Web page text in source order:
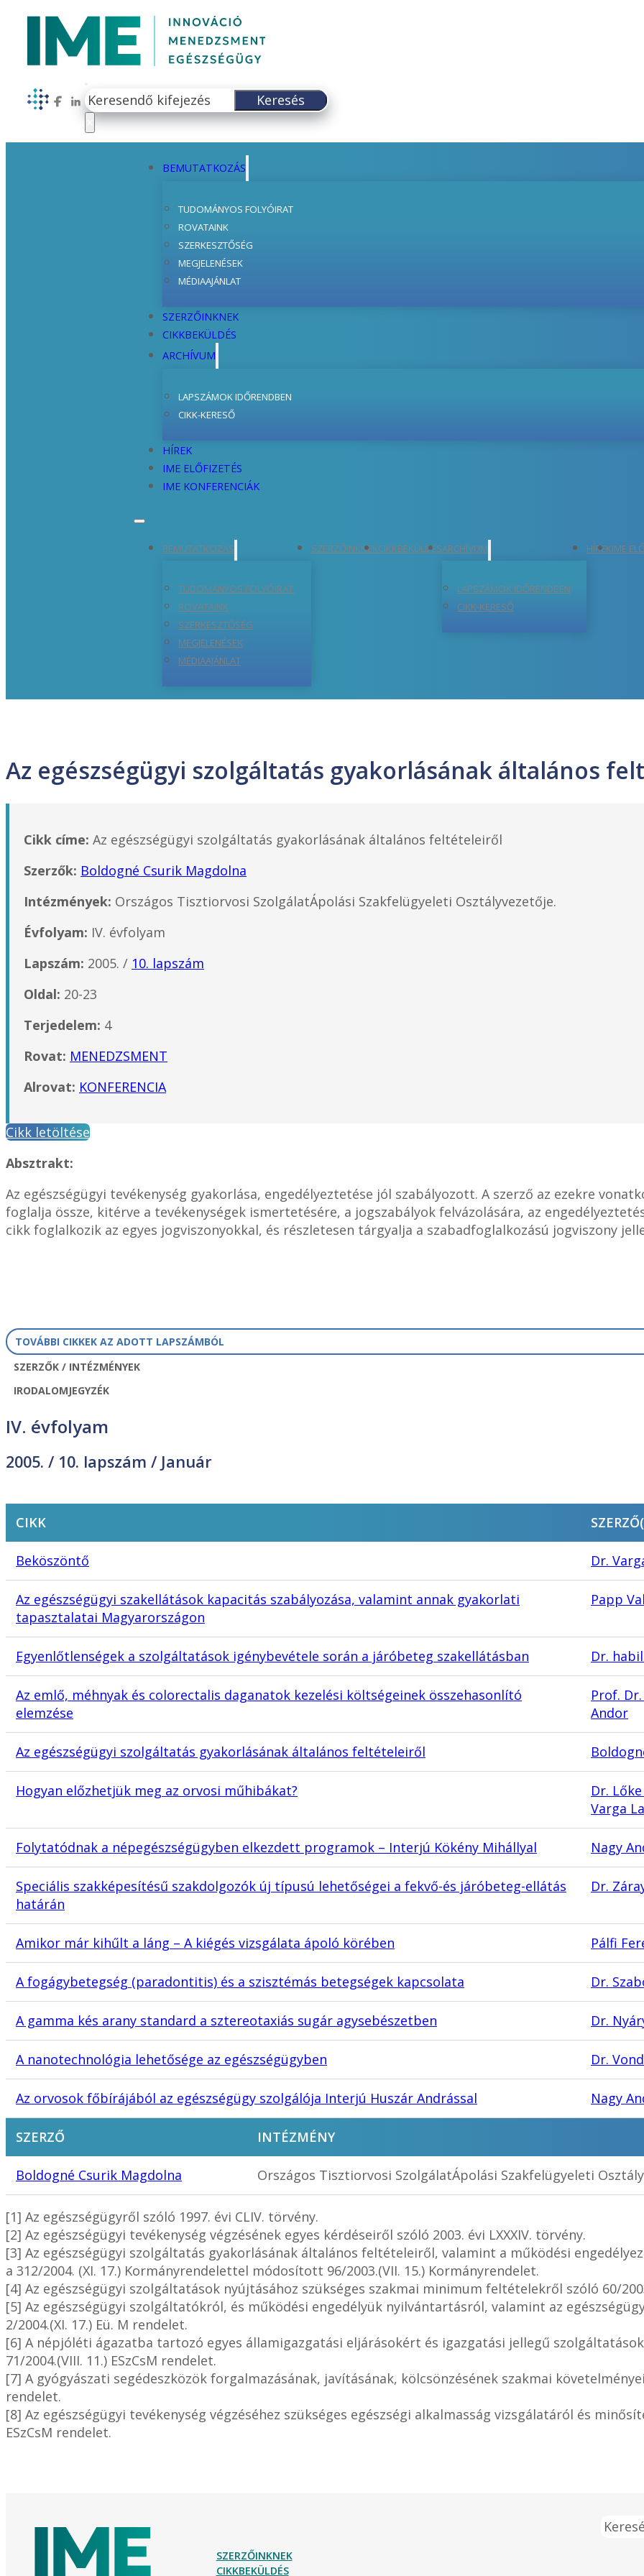
Follow us on Facebook
Follow us on LinkedIn
Keresés
Keresés
BEMUTATKOZÁS
TUDOMÁNYOS FOLYÓIRAT
ROVATAINK
SZERKESZTŐSÉG
MEGJELENÉSEK
MÉDIAAJÁNLAT
SZERZŐINKNEK
CIKKBEKÜLDÉS
ARCHÍVUM
LAPSZÁMOK IDŐRENDBEN
CIKK-KERESŐ
HÍREK
IME ELŐFIZETÉS
IME KONFERENCIÁK
BEMUTATKOZÁS
TUDOMÁNYOS FOLYÓIRAT
ROVATAINK
SZERKESZTŐSÉG
MEGJELENÉSEK
MÉDIAAJÁNLAT
SZERZŐINKNEKCIKKBEKÜLDÉSARCHÍVUM
LAPSZÁMOK IDŐRENDBEN
CIKK-KERESŐ
HÍREKIME
Az egészségügyi szolgáltatás gyakorlásának általános
Cikk címe: Az egészségügyi szolgáltatás gyakorlásának általános feltételeiről
Szerzők: Boldogné Csurik Magdolna
Intézmények: Országos Tisztiorvosi SzolgálatÁpolási Szakfelügyeleti Osztályvezetője.
Évfolyam: IV. évfolyam
Lapszám: 2005. / 10. lapszám
Oldal: 20-23
Terjedelem: 4
Rovat: MENEDZSMENT
Alrovat: KONFERENCIA
Cikk letöltése
Absztrakt:
Az egészségügyi tevékenység gyakorlása, engedélyeztetése jól szabályozott. A szerző az ezekre
foglalja össze, kitérve a tevékenységek ismertetésére, a jogszabályok felvázolására, az
cikk foglalkozik az egyes jogviszonyokkal, és részletesen tárgyalja a szabadfoglalkozású jogviszony
TOVÁBBI CIKKEK AZ ADOTT LAPSZÁMBÓL
SZERZŐK / INTÉZMÉNYEK
IRODALOMJEGYZÉK
IV. évfolyam
2005. / 10. lapszám / Január
CIKK
Beköszöntő Dr.
Az egészségügyi szakellátások kapacitás szabályozása, valamint annak gyakorlati
tapasztalatai Magyarországon
Papp
Egyenlőtlenségek a szolgáltatások igénybevétele során a járóbeteg szakellátásban Dr.
Az emlő, méhnyak és colorectalis daganatok kezelési költségeinek összehasonlító
elemzése
Prof.
Andor
Az egészségügyi szolgáltatás gyakorlásának általános feltételeiről
Hogyan előzhetjük meg az orvosi műhibákat? Dr.
Varga
Folytatódnak a népegészségügyben elkezdett programok – Interjú Kökény Mihállyal Nagy
Speciális szakképesítésű szakdolgozók új típusú lehetőségei a fekvő-és járóbeteg-ellátás
határán
Dr.
Amikor már kihűlt a láng – A kiégés vizsgálata ápoló körében Pálfi
A fogágybetegség (paradontitis) és a szisztémás betegségek kapcsolata Dr.
A gamma kés arany standard a sztereotaxiás sugár agysebészetben Dr.
A nanotechnológia lehetősége az egészségügyben Dr.
Az orvosok főbírájából az egészségügy szolgálója Interjú Huszár Andrással Nagy
SZERZŐ INTÉZMÉNY
Boldogné Csurik Magdolna Országos Tisztiorvosi SzolgálatÁpolási Szakfelügyeleti
[1] Az egészségügyről szóló 1997. évi CLIV. törvény.
[2] Az egészségügyi tevékenység végzésének egyes kérdéseiről szóló 2003. évi LXXXIV. törvény.
[3] Az egészségügyi szolgáltatás gyakorlásának általános feltételeiről, valamint a működési
a 312/2004. (XI. 17.) Kormányrendelettel módosított 96/2003.(VII. 15.) Kormányrendelet.
[4] Az egészségügyi szolgáltatások nyújtásához szükséges szakmai minimum feltételekről szóló 60/
[5] Az egészségügyi szolgáltatókról, és működési engedélyük nyilvántartásról, valamint az
2/2004.(XI. 17.) Eü. M rendelet.
[6] A népjóléti ágazatba tartozó egyes államigazgatási eljárásokért és igazgatási jellegű
71/2004.(VIII. 11.) ESzCsM rendelet.
[7] A gyógyászati segédeszközök forgalmazásának, javításának, kölcsönzésének szakmai
rendelet.
[8] Az egészségügyi tevékenység végzéséhez szükséges egészségi alkalmasság vizsgálatáról és
ESzCsM rendelet.
Keresés
SZERZŐINKNEK
CIKKBEKÜLDÉS